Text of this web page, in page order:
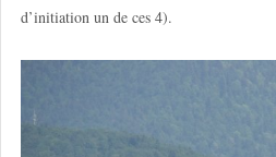
d’initiation un de ces 4).